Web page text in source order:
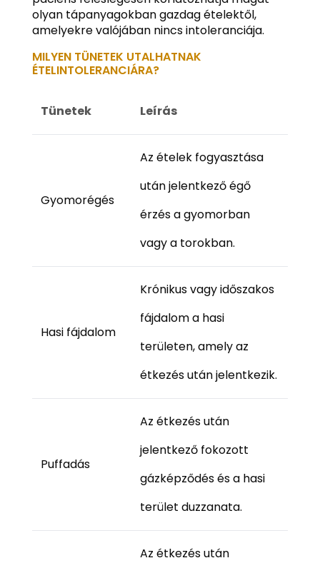
olyan tápanyagokban gazdag ételektől,
amelyekre valójában nincs intoleranciája.
MILYEN TÜNETEK UTALHATNAK
ÉTELINTOLERANCIÁRA?
Tünetek Leírás
Gyomorégés
Az ételek fogyasztása
után jelentkező égő
érzés a gyomorban
vagy a torokban.
Hasi fájdalom
Krónikus vagy időszakos
fájdalom a hasi
területen, amely az
étkezés után jelentkezik.
Puffadás
Az étkezés után
jelentkező fokozott
gázképződés és a hasi
terület duzzanata.
Az étkezés után